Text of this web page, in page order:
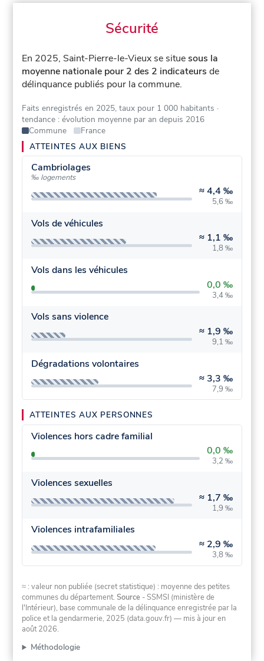
Sécurité
En 2025, Saint-Pierre-le-Vieux se situesous la
moyenne nationale pour 2 des 2 indicateurs de
délinquance publiés pour la commune.
Faits enregistrés en 2025, taux pour 1 000 habitants ·
tendance : évolution moyenne par an depuis 2016
Commune
France
ATTEINTES AUX BIENS
Cambriolages
‰ logements
≈4,4 ‰
5,6 ‰
Vols de véhicules
≈ 1,1 ‰
1,8 ‰
Vols dans les véhicules
0,0 ‰
3,4 ‰
Vols sans violence
≈ 1,9 ‰
9,1 ‰
Dégradations volontaires
≈ 3,3 ‰
7,9 ‰
ATTEINTES AUX PERSONNES
Violences hors cadre familial
0,0 ‰
3,2 ‰
Violences sexuelles
≈ 1,7 ‰
1,9 ‰
Violences intrafamiliales
≈ 2,9 ‰
3,8 ‰
≈ : valeur non publiée (secret statistique) : moyenne des petites
communes du département.Source - SSMSI (ministère de
l'Intérieur), base communale de la délinquance enregistrée par la
police et la gendarmerie, 2025 (data.gouv.fr) — mis à jour en
août 2026.
Méthodologie